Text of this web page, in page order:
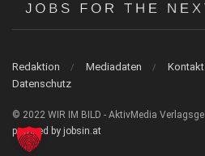
Redaktion Mediadaten Kontakt
Datenschutz
© 2022 WIR IM BILD - AktivMedia
powered by jobsin.at